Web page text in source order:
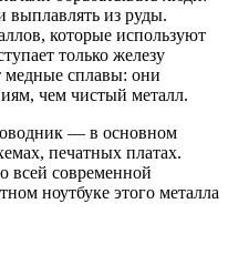
выплавлять из руды.
которые используют
только железу
сплавы: они
чем чистый металл.
— в основном
печатных платах.
всей современной
ноутбуке этого металла